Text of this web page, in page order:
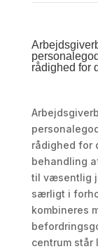
rådighed for
rådighed for
behandling
til væsentlig
særligt i
kombineres
centrum står